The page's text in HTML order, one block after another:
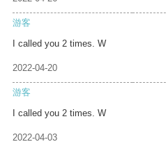
游客
I called you 2 times. W
2022-04-20
游客
I called you 2 times. W
2022-04-03